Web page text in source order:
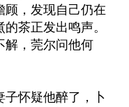
顾，发现自己仍在
茶正发出鸣声。
解，莞尔问他何
子怀疑他醉了，卜